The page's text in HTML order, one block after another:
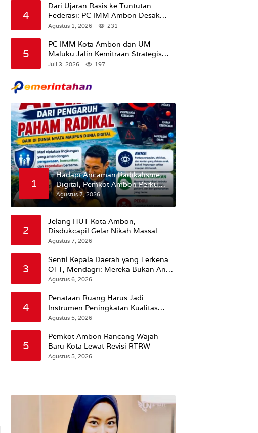
4
Dari Ujaran Rasis ke Tuntutan
Federasi: PC IMM Ambon Desak
Klarifikasi Presiden dan Imbau
Putih Di Maluku.
Agustus 1, 2026 231
5
PC IMM Kota Ambon dan UM
Maluku Jalin Kemitraan Strategis
untuk Cetak Kader Pencerah Bangsa
Kampus”
Juli 3, 2026 197
1
Hadapi Ancaman Radikalisme
Digital, Pemkot Ambon Perkuat
Peran Keluarga
Agustus 7, 2026
2
Jelang HUT Kota Ambon,
Disdukcapil Gelar Nikah Massal
Agustus 7, 2026
3
Sentil Kepala Daerah yang Terkena
OTT, Mendagri: Mereka Bukan Anak
Kemarin Sore
Agustus 6, 2026
4
Penataan Ruang Harus Jadi
Instrumen Peningkatan Kualitas
Hidup Masyarakat, Wattimena:
Susun RDTR Sebagai Dasar Hukum
Agustus 5, 2026
5
Pemkot Ambon Rancang Wajah
Baru Kota Lewat Revisi RTRW
Agustus 5, 2026